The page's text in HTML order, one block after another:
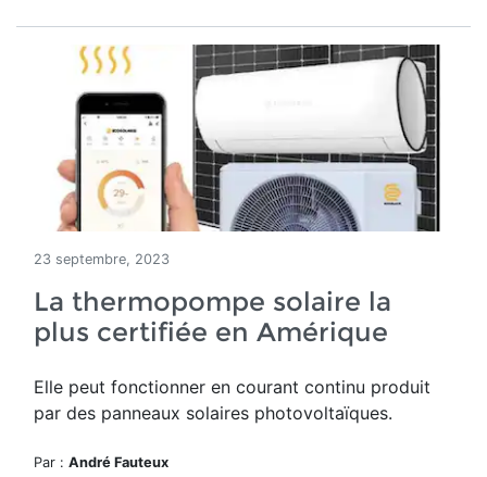
23 septembre, 2023
La thermopompe solaire la
plus certifiée en Amérique
Elle peut fonctionner en courant continu produit
par des panneaux solaires photovoltaïques.
Par : André Fauteux